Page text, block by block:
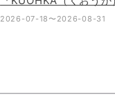
周年！1st Anniversary
2026-07-18〜2026-08-31